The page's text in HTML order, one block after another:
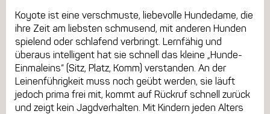
Koyote ist eine verschmuste, liebevolle Hundedame, die
ihre Zeit am liebsten schmusend, mit anderen Hunden
spielend oder schlafend verbringt. Lernfähig und
überaus intelligent hat sie schnell das kleine „Hunde-
Einmaleins“ (Sitz, Platz, Komm) verstanden. An der
Leinenführigkeit muss noch geübt werden, sie läuft
jedoch prima frei mit, kommt auf Rückruf schnell zurück
und zeigt kein Jagdverhalten. Mit Kindern jeden Alters